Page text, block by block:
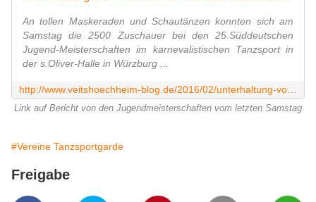
An tollen Maskeraden und Schautänzen konnten sich am
Samstag die 2500 Zuschauer bei den 25.Süddeutschen
Jugend-Meisterschaften im karnevalistischen Tanzsport in
der s.Oliver-Halle in Würzburg ...
Link auf Bericht von den Jugendmeisterschaften vom letzten Samstag
#Vereine Tanzsportgarde
Freigabe